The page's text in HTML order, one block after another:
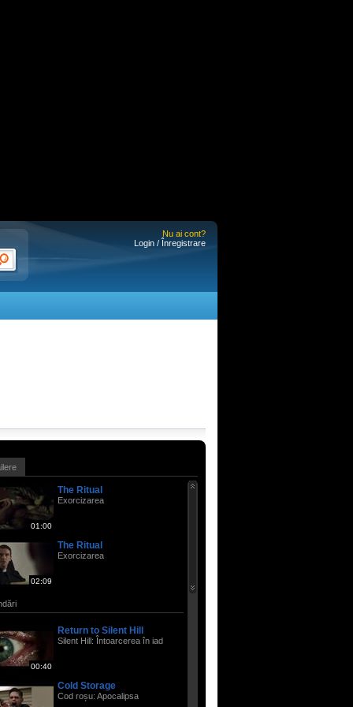
Nu ai cont?
Login / Înregistrare
01:00
The Ritual
Exorcizarea
02:09
The Ritual
Exorcizarea
00:40
Return to Silent Hill
Silent Hill: Întoarcerea în iad
Cold Storage
Cod roșu: Apocalipsa